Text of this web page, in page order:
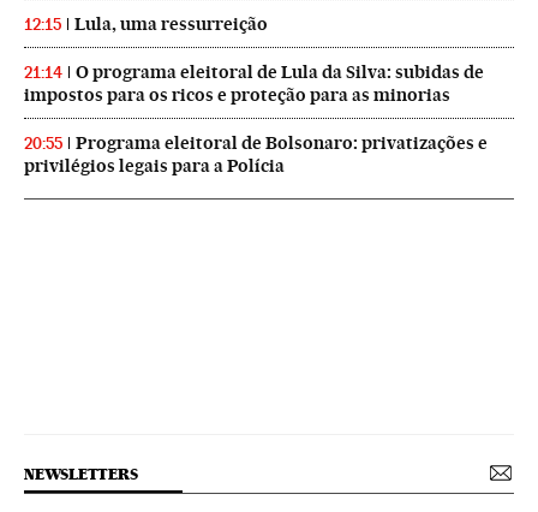
12:15 Lula, uma ressurreição
21:14
O programa eleitoral de Lula da Silva: subidas de
impostos para os ricos e proteção para as minorias
20:55
Programa eleitoral de Bolsonaro: privatizações e
privilégios legais para a Polícia
NEWSLETTERS